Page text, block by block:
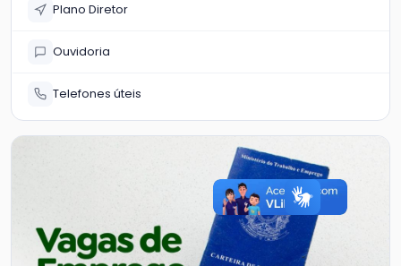
Plano Diretor
Ouvidoria
Telefones úteis